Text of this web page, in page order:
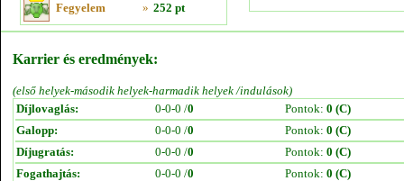
Fegyelem » 252 pt
Karrier és eredmények:
(első helyek-második helyek-harmadik helyek /indulások)
Díjlovaglás:
0-0-0 /0 Pontok: 0 (C)
Galopp:
0-0-0 /0 Pontok: 0 (C)
Díjugratás:
0-0-0 /0 Pontok: 0 (C)
Fogathajtás:
0-0-0 /0 Pontok: 0 (C)